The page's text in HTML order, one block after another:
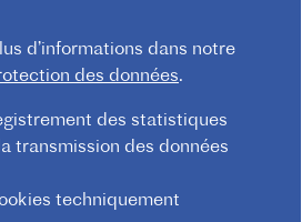
d’informations dans notre
des données.
des statistiques
transmission des données
techniquement